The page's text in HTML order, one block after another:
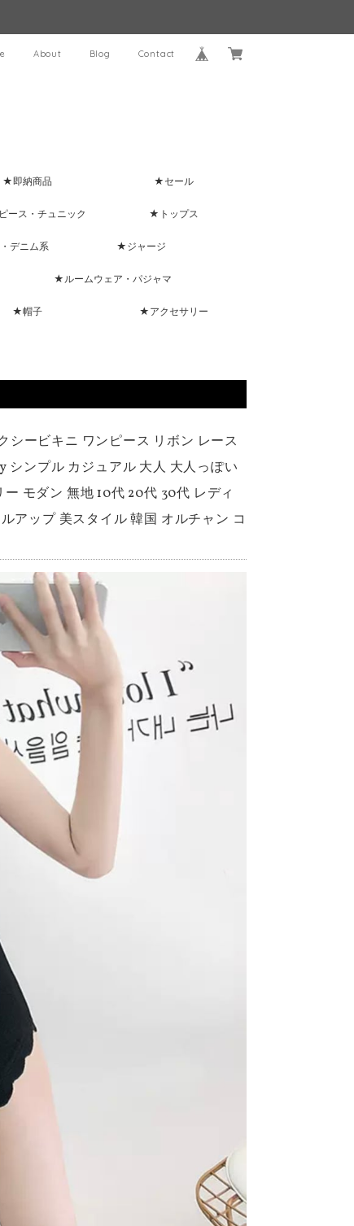
About Blog Contact
★即納商品 ★セール
ース・チュニック ★トップス
デニム系 ★ジャージ
★ルームウェア・パジャマ
★帽子 ★アクセサリー
シービキニ ワンピース リボン レース
シンプル カジュアル 大人 大人っぽい
モダン 無地 10代 20代 30代 レディ
アップ 美スタイル 韓国 オルチャン コ